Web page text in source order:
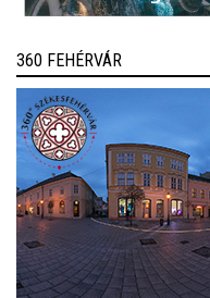
360 FEHÉRVÁR